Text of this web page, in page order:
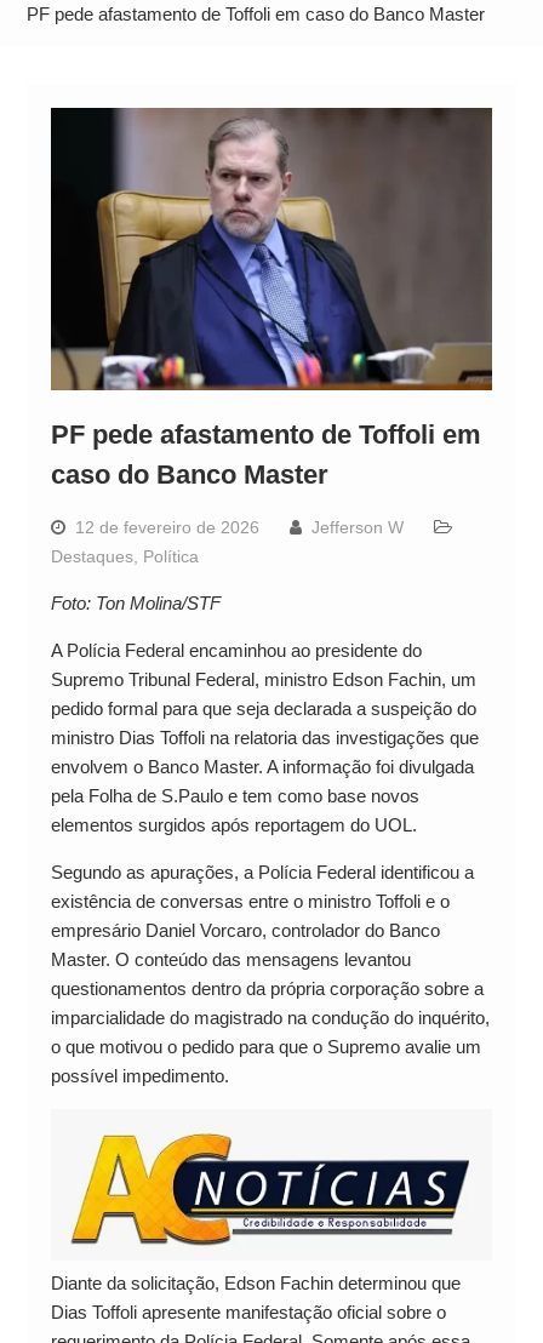
Alto
PF pede afastamento de Toffoli em caso do Banco Master
PF pede afastamento de Toffoli em
caso do Banco Master
12 de fevereiro de 2026
Jefferson W
Destaques, Política
Foto: Ton Molina/STF
A Polícia Federal encaminhou ao presidente do
Supremo Tribunal Federal, ministro Edson Fachin, um
pedido formal para que seja declarada a suspeição do
ministro Dias Toffoli na relatoria das investigações que
envolvem o Banco Master. A informação foi divulgada
pela Folha de S.Paulo e tem como base novos
elementos surgidos após reportagem do UOL.
Segundo as apurações, a Polícia Federal identificou a
existência de conversas entre o ministro Toffoli e o
empresário Daniel Vorcaro, controlador do Banco
Master. O conteúdo das mensagens levantou
questionamentos dentro da própria corporação sobre a
imparcialidade do magistrado na condução do inquérito,
o que motivou o pedido para que o Supremo avalie um
possível impedimento.
Diante da solicitação, Edson Fachin determinou que
Dias Toffoli apresente manifestação oficial sobre o